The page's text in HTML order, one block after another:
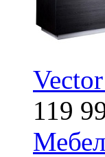
119